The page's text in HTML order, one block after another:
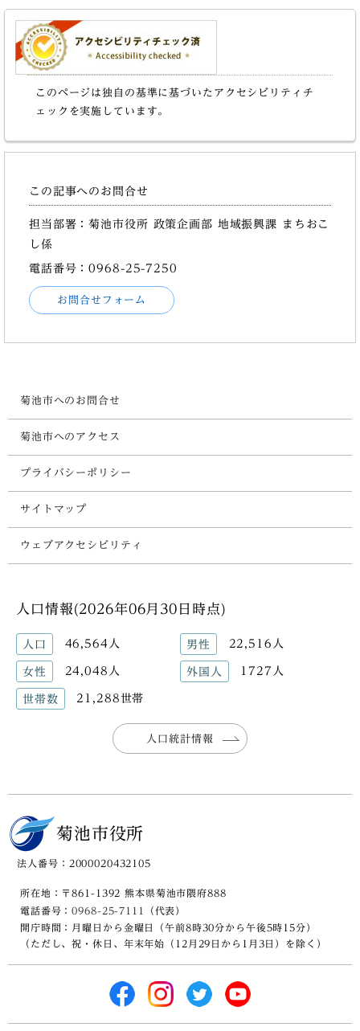
このページは独自の基準に基づいたアクセシビリティチ
ェックを実施しています。
この記事へのお問合せ
担当部署：菊池市役所 政策企画部 地域振興課 まちおこ
し係
電話番号：0968-25-7250
お問合せフォーム
菊池市へのお問合せ
菊池市へのアクセス
プライバシーポリシー
サイトマップ
ウェブアクセシビリティ
人口情報(2026年06月30日時点)
人口 46,564人 男性 22,516人
女性 24,048人 外国人 1727人
世帯数 21,288世帯
人口統計情報
菊池市役所
法人番号：2000020432105
所在地：〒861-1392 熊本県菊池市隈府888
電話番号：0968-25-7111
（代表）
開庁時間：月曜日から金曜日（午前8時30分から午後5時15分）
（ただし、祝・休日、年末年始（12月29日から1月3日）を除く）